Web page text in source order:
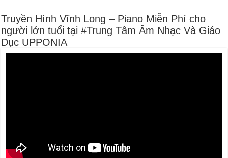
Truyền Hình Vĩnh Long – Piano Miễn Phí cho
người lớn tuổi tại #Trung Tâm Âm Nhạc Và Giáo
Dục UPPONIA